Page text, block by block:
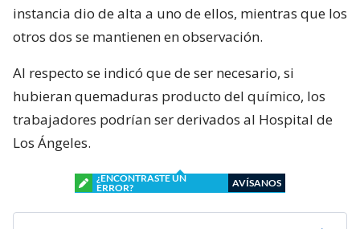
instancia dio de alta a uno de ellos, mientras que los
otros dos se mantienen en observación.
Al respecto se indicó que de ser necesario, si
hubieran quemaduras producto del químico, los
trabajadores podrían ser derivados al Hospital de
Los Ángeles.
¿ENCONTRASTE UN
ERROR?
AVÍSANOS